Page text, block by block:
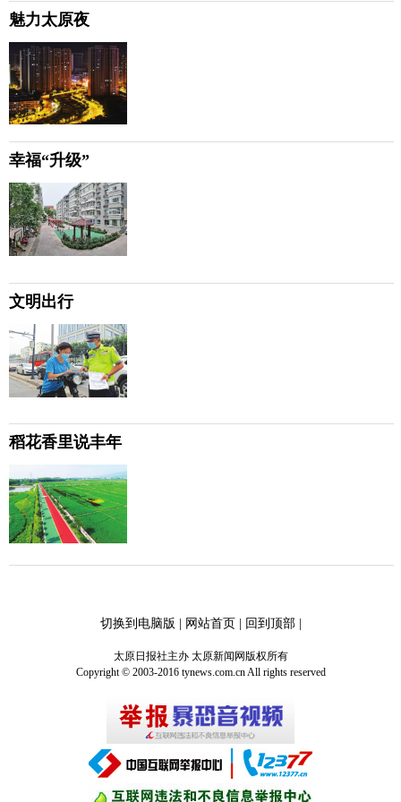
魅力太原夜
幸福“升级”
文明出行
稻花香里说丰年
切换到电脑版 | 网站首页| 回到顶部|
太原日报社主办 太原新闻网版权所有
Copyright © 2003-2016 tynews.com.cn All rights reserved